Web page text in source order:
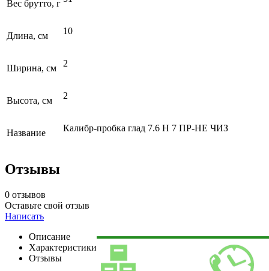
Вес брутто, г
Длина, см 10
Ширина, см 2
Высота, см 2
Название Калибр-пробка глад 7.6 Н 7 ПР-НЕ ЧИЗ
Отзывы
0 отзывов
Оставьте свой отзыв
Написать
Описание
Характеристики
Отзывы